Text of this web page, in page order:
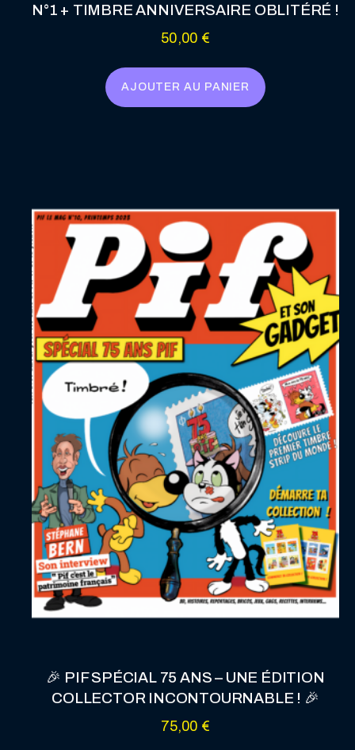
N°1 + TIMBRE ANNIVERSAIRE OBLITÉRÉ !
50,00 €
AJOUTER AU PANIER
🎉 PIF SPÉCIAL 75 ANS – UNE ÉDITION
COLLECTOR INCONTOURNABLE ! 🎉
75,00 €